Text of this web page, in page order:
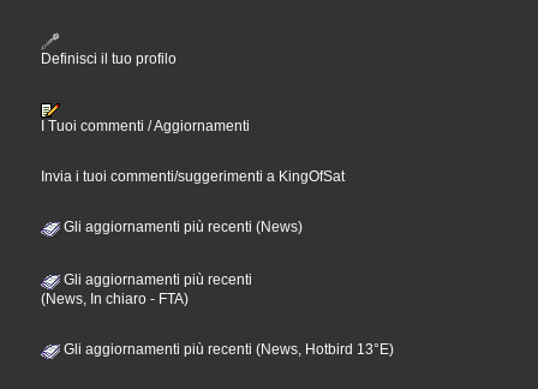
Definisci il tuo profilo
I Tuoi commenti / Aggiornamenti
Invia i tuoi commenti/suggerimenti a KingOfSat
Gli aggiornamenti più recenti (News)
Gli aggiornamenti più recenti
(News, In chiaro - FTA)
Gli aggiornamenti più recenti (News, Hotbird 13°E)